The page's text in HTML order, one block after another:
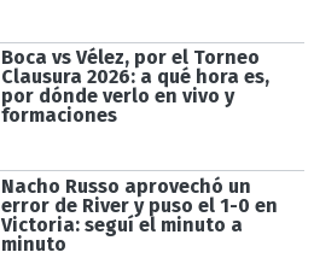
Boca vs Vélez, por el Torneo
Clausura 2026: a qué hora es,
por dónde verlo en vivo y
formaciones
Nacho Russo aprovechó un
error de River y puso el 1-0 en
Victoria: seguí el minuto a
minuto